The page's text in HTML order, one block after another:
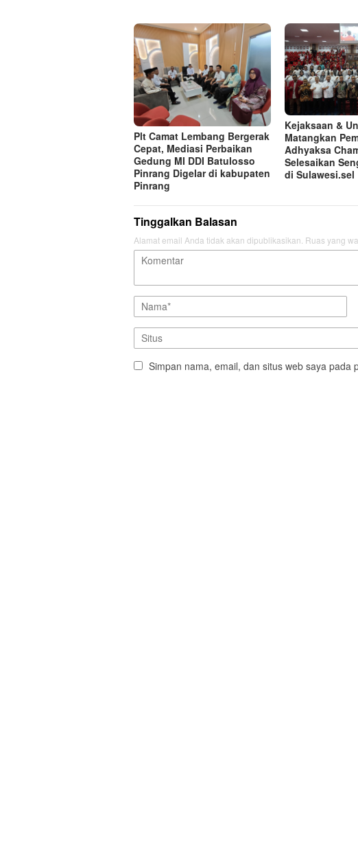
Plt Camat Lembang Bergerak
Cepat, Mediasi Perbaikan
Gedung MI DDI Batulosso
Pinrang Digelar di kabupaten
Pinrang
Kejaksaan &
Matangkan
Adhyaksa
Selesaikan
di Sulawesi.sel
Tinggalkan Balasan
Alamat email Anda tidak akan dipublikasikan. Ruas yang
Simpan nama, email, dan situs web saya